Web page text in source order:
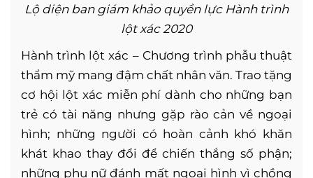
Lộ diện ban giám khảo quyền lực Hành trình
lột xác 2020
Hành trình lột xác – Chương trình phẫu thuật
thẩm mỹ mang đậm chất nhân văn. Trao tặng
cơ hội lột xác miễn phí dành cho những bạn
trẻ có tài năng nhưng gặp rào cản về ngoại
hình; những người có hoàn cảnh khó khăn
khát khao thay đổi để chiến thắng số phận;
những phụ nữ đánh mất ngoại hình vì chồng